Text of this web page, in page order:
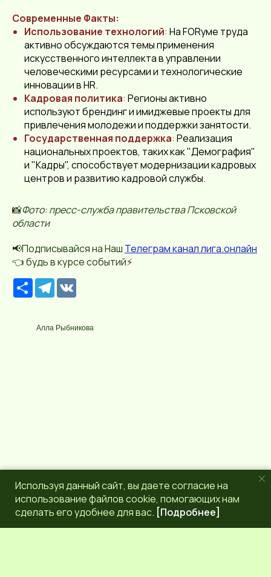
Современные Факты:
Использование технологий: На FORуме труда
активно обсуждаются темы применения
искусственного интеллекта в управлении
человеческими ресурсами и технологические
инновации в HR.
Кадровая политика: Регионы активно
используют брендинг и имиджевые проекты для
привлечения молодежи и поддержки занятости.
Государственная поддержка: Реализация
национальных проектов, таких как "Демография"
и "Кадры", способствует модернизации кадровых
центров и развитию кадровой службы.
📸Фото: пресс-служба правительства Псковской
области
📢Подписывайся на Наш Телеграм канал лига.онлайн
👈 будь в курсе событий⚡️
Р
е
с
р
с
T
e
g
r
Алла Рыбникова
Используя данный сайт, вы даете согласие на
использование файлов cookie, помогающих нам
сделать его удобнее для вас. [Подробнее]